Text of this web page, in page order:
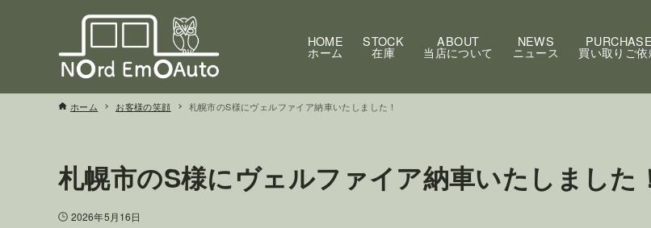
HOME
ホーム
STOCK
在庫
ABOUT
当店について
NEWS
ニュース
PURCHASE
買い取りご
ホーム お客様の笑顔 札幌市のS様にヴェルファイア納車いたしました！
札幌市のS様にヴェルファイア納車いたしました
2026年5月16日